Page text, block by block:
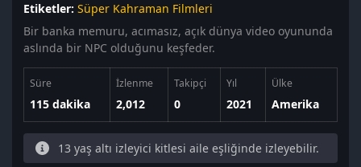
Etiketler: Süper Kahraman Filmleri
Bir banka memuru, acımasız, açık dünya video oyununda
aslında bir NPC olduğunu keşfeder.
Süre
115 dakika
İzlenme
2,012
Takipçi
0
Yıl
2021
Ülke
Amerika
13 yaş altı izleyici kitlesi aile eşliğinde izleyebilir.